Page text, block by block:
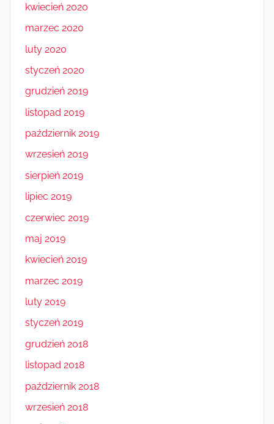
kwiecień 2020
marzec 2020
luty 2020
styczeń 2020
grudzień 2019
listopad 2019
październik 2019
wrzesień 2019
sierpień 2019
lipiec 2019
czerwiec 2019
maj 2019
kwiecień 2019
marzec 2019
luty 2019
styczeń 2019
grudzień 2018
listopad 2018
październik 2018
wrzesień 2018